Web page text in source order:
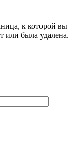
к которой вы
или была удалена.